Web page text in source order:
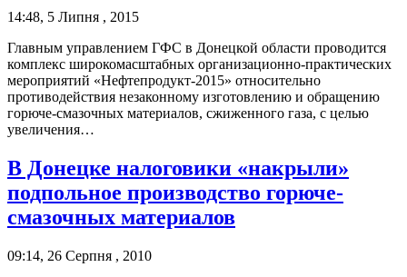
14:48, 5 Липня , 2015
Главным управлением ГФС в Донецкой области проводится
комплекс широкомасштабных организационно-практических
мероприятий «Нефтепродукт-2015» относительно
противодействия незаконному изготовлению и обращению
горюче-смазочных материалов, сжиженного газа, с целью
увеличения…
В Донецке налоговики «накрыли»
подпольное производство горюче-
смазочных материалов
09:14, 26 Серпня , 2010